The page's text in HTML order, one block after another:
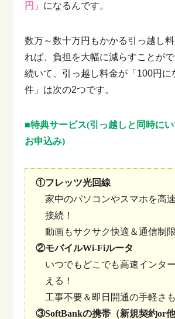
円」 になるんです。
数万～数十万円もかかる引っ越し
れば、負担を大幅に減らすことがで
続いて、引っ越し料金が「100円に
件」は次の2つです。
■特典サービス(引っ越しと同時に
お申込み)
①フレッツ光回線
家中のパソコンやスマホを高
接続！
動画もサクサク快適＆通信制
②モバイルWi-Fiルータ
いつでもどこでも高速インタ
える！
工事不要＆即日開通の手軽さ
③SoftBankの携帯（新規契約or